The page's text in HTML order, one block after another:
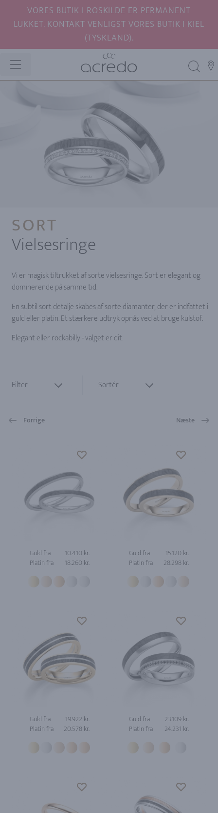
VORES BUTIK I ROSKILDE ER PERMANENT
LUKKET. KONTAKT VENLIGST VORES BUTIK I KIEL
(TYSKLAND).
SORT
Vielsesringe
Vi er magisk tiltrukket af sorte vielsesringe. Sort er elegant og
dominerende på samme tid.
En subtil sort detalje skabes af sorte diamanter, der er indfattet i
guld eller platin. Et stærkere udtryk opnås ved at bruge kulstof.
Elegant eller rockabilly - valget er dit.
Filter Sortér
Forrige Næste
Guld fra
10.410 kr.
Platin fra
18.260 kr.
Guld fra
15.120 kr.
Platin fra
28.298 kr.
Guld fra
19.922 kr.
Platin fra
20.578 kr.
Guld fra
23.109 kr.
Platin fra
24.231 kr.